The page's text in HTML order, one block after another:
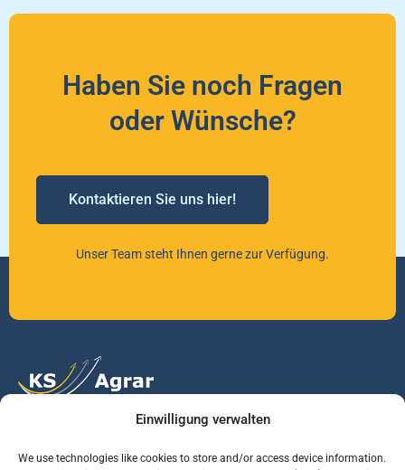
Einwilligung verwalten
We use technologies like cookies to store and/or access device information.
Haben Sie noch Fragen
oder Wünsche?
Kontaktieren Sie uns hier!
Unser Team steht Ihnen gerne zur Verfügung.
Vertrauen Sie auf unsere Expertise im Agrarmarkt.